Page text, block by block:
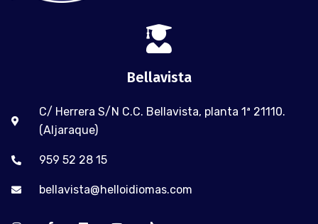
Bellavista
C/ Herrera S/N C.C. Bellavista, planta 1ª 21110.
(Aljaraque)
959 52 28 15
bellavista@helloidiomas.com